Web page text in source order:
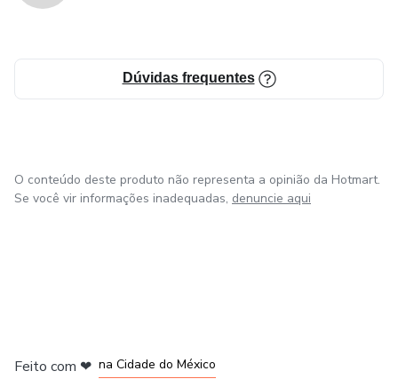
Dúvidas frequentes
O conteúdo deste produto não representa a opinião da Hotmart.
Se você vir informações inadequadas, denuncie aqui
Feito com ❤ na Cidade do México